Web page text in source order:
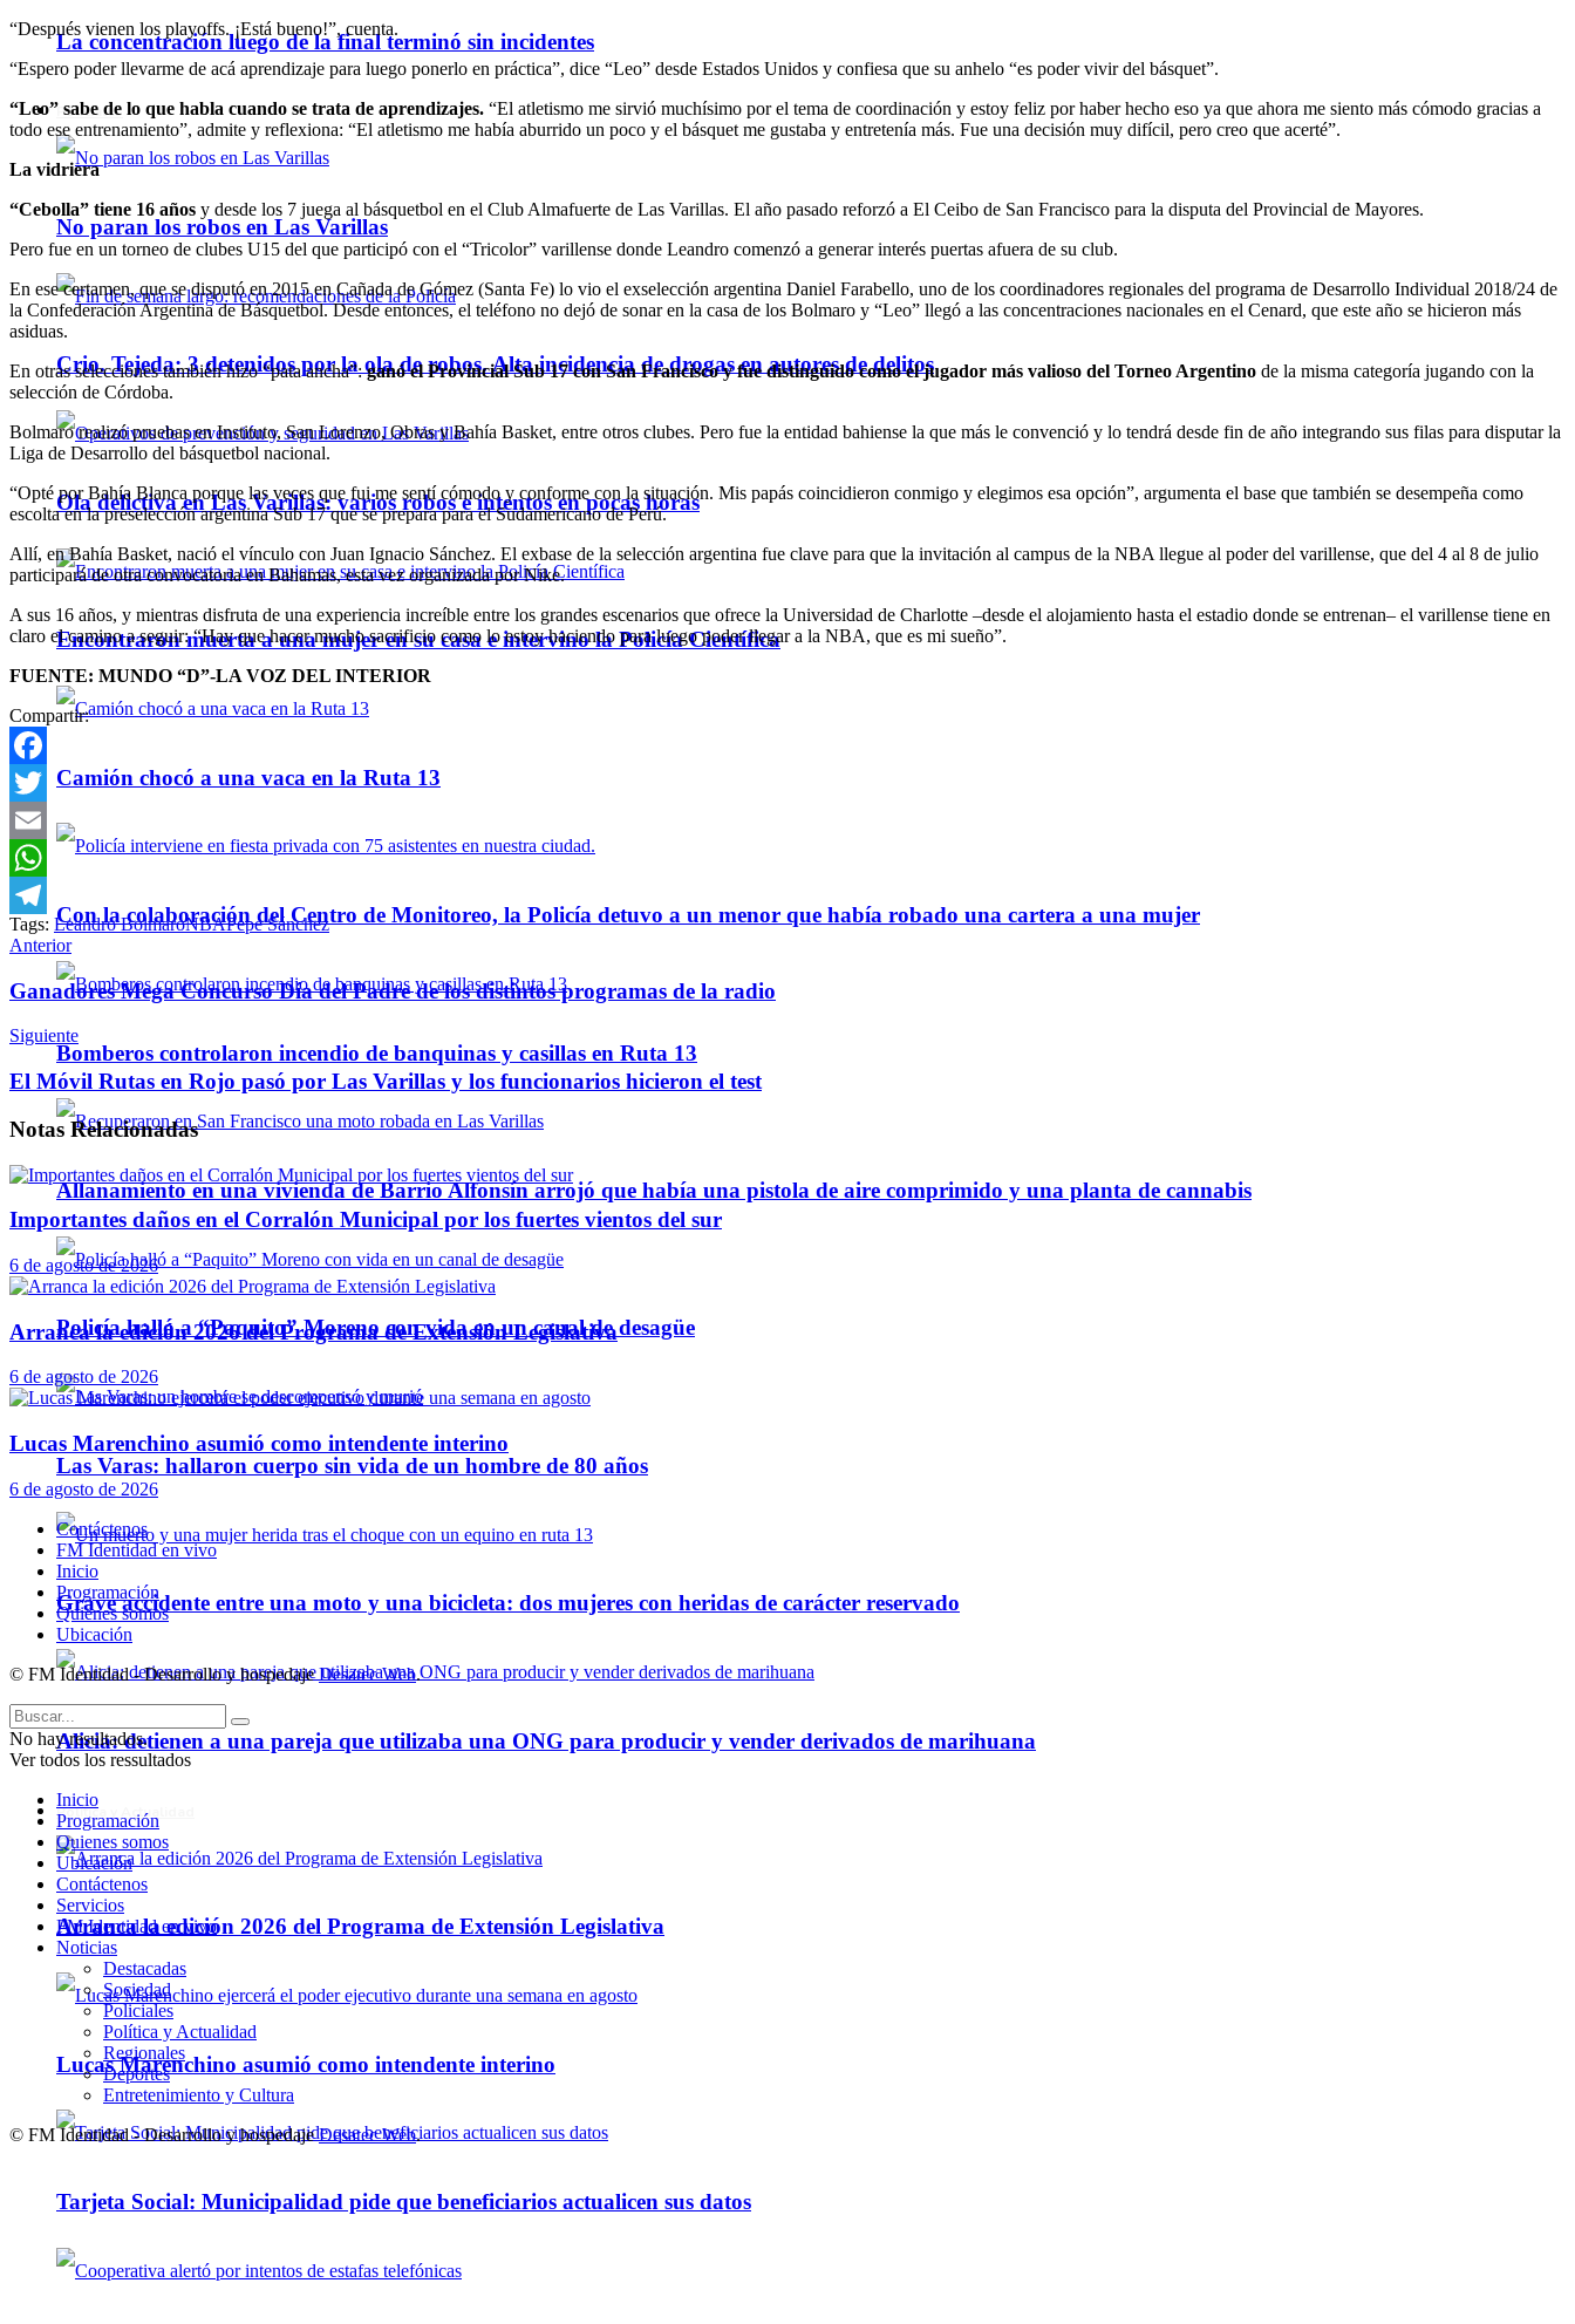
La concentración luego de la final terminó sin incidentes
Policiales
No paran los robos en Las Varillas
Crio. Tejeda: 3 detenidos por la ola de robos. Alta incidencia de drogas en autores de delitos
Ola delictiva en Las Varillas: varios robos e intentos en pocas horas
Encontraron muerta a una mujer en su casa e intervino la Policía Científica
Camión chocó a una vaca en la Ruta 13
Con la colaboración del Centro de Monitoreo, la Policía detuvo a un menor que había robado una cartera a una mujer
Bomberos controlaron incendio de banquinas y casillas en Ruta 13
Allanamiento en una vivienda de Barrio Alfonsín arrojó que había una pistola de aire comprimido y una planta de cannabis
Policía halló a “Paquito” Moreno con vida en un canal de desagüe
Las Varas: hallaron cuerpo sin vida de un hombre de 80 años
Grave accidente entre una moto y una bicicleta: dos mujeres con heridas de carácter reservado
Alicia: detienen a una pareja que utilizaba una ONG para producir y vender derivados de marihuana
Política y Actualidad
Arranca la edición 2026 del Programa de Extensión Legislativa
Lucas Marenchino asumió como intendente interino
Tarjeta Social: Municipalidad pide que beneficiarios actualicen sus datos
“Después vienen los playoffs. ¡Está bueno!”, cuenta.
“Espero poder llevarme de acá aprendizaje para luego ponerlo en práctica”, dice “Leo” desde Estados Unidos y confiesa que su anhelo “es poder vivir del básquet”.
“Leo” sabe de lo que habla cuando se trata de aprendizajes. “El atletismo me sirvió muchísimo por el tema de coordinación y estoy feliz por haber hecho eso ya que ahora me siento más cómodo gracias a
todo ese entrenamiento”, admite y reflexiona: “El atletismo me había aburrido un poco y el básquet me gustaba y entretenía más. Fue una decisión muy difícil, pero creo que acerté”.
La vidriera
“Cebolla” tiene 16 años y desde los 7 juega al básquetbol en el Club Almafuerte de Las Varillas. El año pasado reforzó a El Ceibo de San Francisco para la disputa del Provincial de Mayores.
Pero fue en un torneo de clubes U15 del que participó con el “Tricolor” varillense donde Leandro comenzó a generar interés puertas afuera de su club.
En ese certamen, que se disputó en 2015 en Cañada de Gómez (Santa Fe) lo vio el exselección argentina Daniel Farabello, uno de los coordinadores regionales del programa de Desarrollo Individual 2018/24 de
la Confederación Argentina de Básquetbol. Desde entonces, el teléfono no dejó de sonar en la casa de los Bolmaro y “Leo” llegó a las concentraciones nacionales en el Cenard, que este año se hicieron más
asiduas.
En otras selecciones también hizo “pata ancha”:ganó el Provincial Sub 17 con San Francisco y fue distinguido como el jugador más valioso del Torneo Argentino de la misma categoría jugando con la
selección de Córdoba.
Bolmaro realizó pruebas en Instituto, San Lorenzo, Obras y Bahía Basket, entre otros clubes. Pero fue la entidad bahiense la que más le convenció y lo tendrá desde fin de año integrando sus filas para disputar la
Liga de Desarrollo del básquetbol nacional.
“Opté por Bahía Blanca porque las veces que fui me sentí cómodo y conforme con la situación. Mis papás coincidieron conmigo y elegimos esa opción”, argumenta el base que también se desempeña como
escolta en la preselección argentina Sub 17 que se prepara para el Sudamericano de Perú.
Allí, en Bahía Basket, nació el vínculo con Juan Ignacio Sánchez. El exbase de la selección argentina fue clave para que la invitación al campus de la NBA llegue al poder del varillense, que del 4 al 8 de julio
participará de otra convocatoria en Bahamas, esta vez organizada por Nike.
A sus 16 años, y mientras disfruta de una experiencia increíble entre los grandes escenarios que ofrece la Universidad de Charlotte –desde el alojamiento hasta el estadio donde se entrenan– el varillense tiene en
claro el camino a seguir: “Hay que hacer mucho sacrificio como lo estoy haciendo para luego poder llegar a la NBA, que es mi sueño”.
FUENTE: MUNDO “D”-LA VOZ DEL INTERIOR
Compartir:
Facebook
Twitter
Email
WhatsApp
Telegram
Tags: Leandro BolmaroNBAPepe Sánchez
Anterior
Ganadores Mega Concurso Día del Padre de los distintos programas de la radio
Siguiente
El Móvil Rutas en Rojo pasó por Las Varillas y los funcionarios hicieron el test
Notas Relacionadas
Importantes daños en el Corralón Municipal por los fuertes vientos del sur
6 de agosto de 2026
Arranca la edición 2026 del Programa de Extensión Legislativa
6 de agosto de 2026
Lucas Marenchino asumió como intendente interino
6 de agosto de 2026
Contáctenos
FM Identidad en vivo
Inicio
Programación
Quienes somos
Ubicación
© FM Identidad - Desarrollo y hospedajeDesatec Web.
No hay resultados.
Ver todos los ressultados
Inicio
Programación
Quienes somos
Ubicación
Contáctenos
Servicios
FM Identidad en vivo
Noticias
Destacadas
Sociedad
Policiales
Política y Actualidad
Regionales
Deportes
Entretenimiento y Cultura
© FM Identidad - Desarrollo y hospedajeDesatec Web.